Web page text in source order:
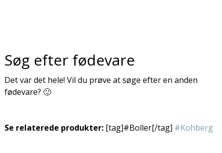
Søg efter fødevare
Det var det hele! Vil du prøve at søge efter en anden
fødevare? 🙂
Se relaterede produkter:[tag]#Boller[/tag] #Kohberg